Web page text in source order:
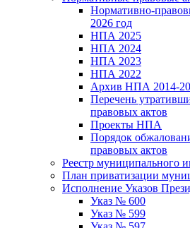
Нормативно-
2026 год
НПА 2025
НПА 2024
НПА 2023
НПА 2022
Архив НПА 2014-
Перечень
правовых актов
Проекты НПА
Порядок
правовых актов
Реестр муниципального
План приватизации
Исполнение Указов
Указ № 600
Указ № 599